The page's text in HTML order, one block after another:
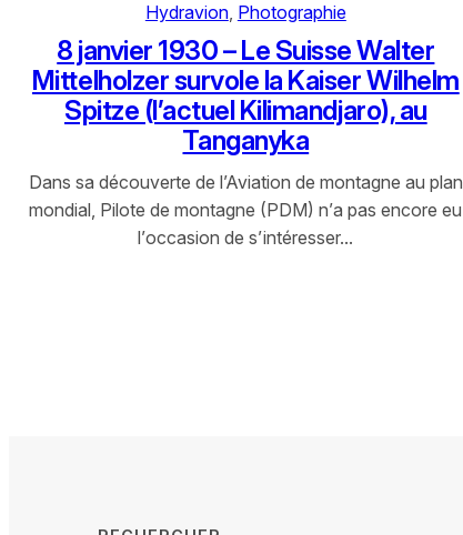
Hydravion, Photographie
8 janvier 1930 – Le Suisse Walter
Mittelholzer survole la Kaiser Wilhelm
Spitze (l’actuel Kilimandjaro), au
Tanganyka
Dans sa découverte de l’Aviation de montagne au plan
mondial, Pilote de montagne (PDM) n’a pas encore eu
l’occasion de s’intéresser…